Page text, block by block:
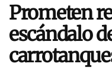
Prometen
escándalo